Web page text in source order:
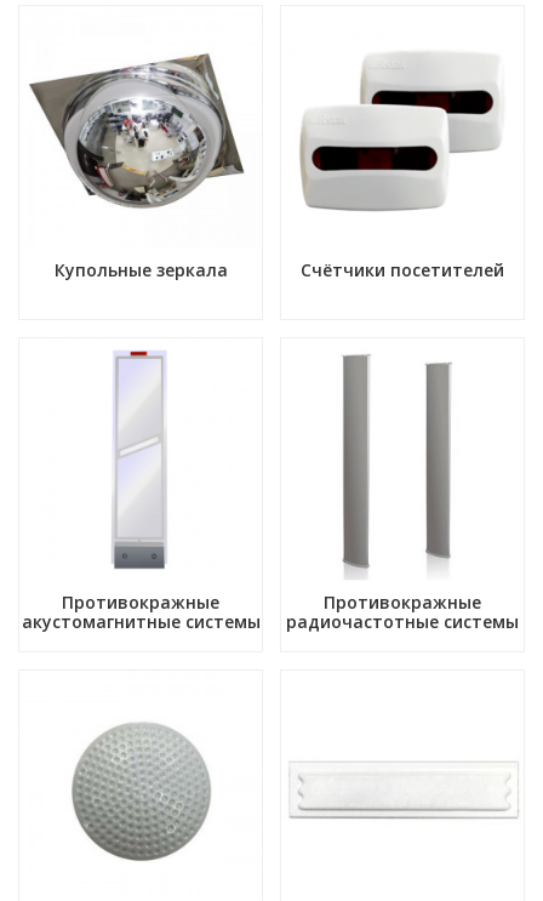
Купольные зеркала Счётчики посетителей
Противокражные
акустомагнитные системы
Противокражные
радиочастотные системы